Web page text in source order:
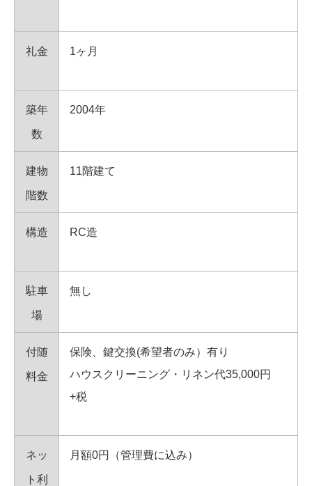
礼金 1ヶ月
築年
数
2004年
建物
階数
11階建て
構造 RC造
駐車
場
無し
付随
料金
保険、鍵交換(希望者のみ）有り
ハウスクリーニング・リネン代35,000円
+税
ネッ
ト利
月額0円（管理費に込み）